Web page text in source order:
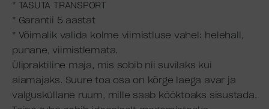
* TASUTA TRANSPORT
* Garantii 5 aastat
* Võimalik valida kolme viimistluse vahel: helehall,
punane, viimistlemata.
Ülipraktiline maja, mis sobib nii suvilaks kui
aiamajaks. Suure toa osa on kõrge laega avar ja
valgusküllane ruum, mille saab kööktoaks sisustada.